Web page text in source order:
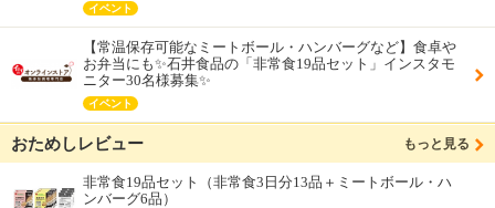
イベント
【常温保存可能なミートボール・ハンバーグなど】食卓や
お弁当にも✨石井食品の「非常食19品セット」インスタモ
ニター30名様募集✨
イベント
おためしレビュー もっと見る
非常食19品セット（非常食3日分13品＋ミートボール・ハ
ンバーグ6品）